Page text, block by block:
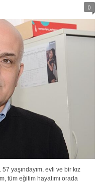
0
yaşındayım, evli ve bir kız
tüm eğitim hayatımı orada